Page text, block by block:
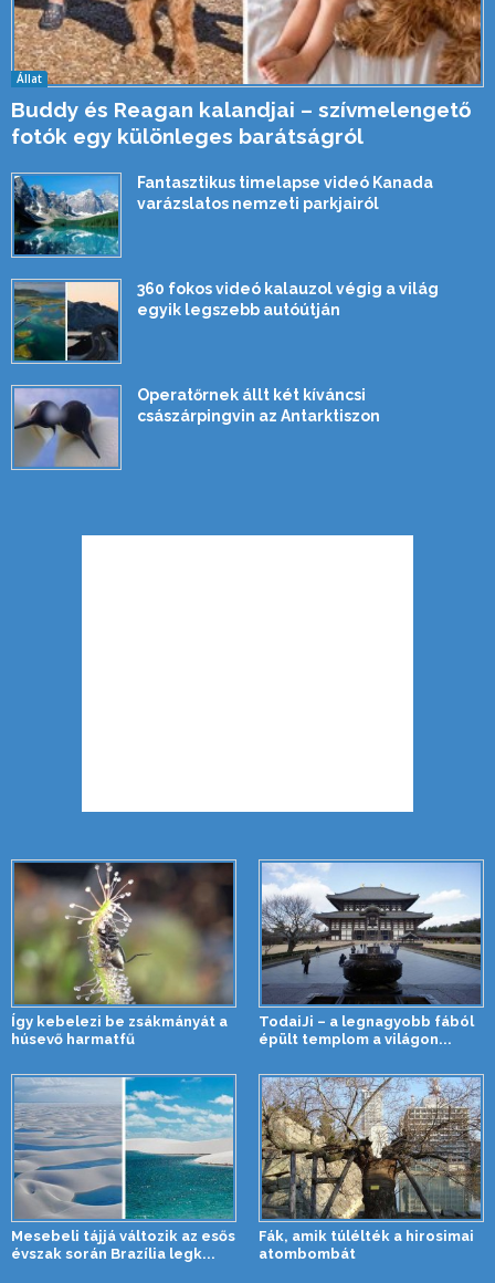
Állat
Buddy és Reagan kalandjai – szívmelengető
fotók egy különleges barátságról
Fantasztikus timelapse videó Kanada
varázslatos nemzeti parkjairól
360 fokos videó kalauzol végig a világ
egyik legszebb autóútján
Operatőrnek állt két kíváncsi
császárpingvin az Antarktiszon
Így kebelezi be zsákmányát a
húsevő harmatfű
TodaiJi – a legnagyobb fából
épült templom a világon...
Mesebeli tájjá változik az esős
évszak során Brazília legk...
Fák, amik túlélték a hirosimai
atombombát